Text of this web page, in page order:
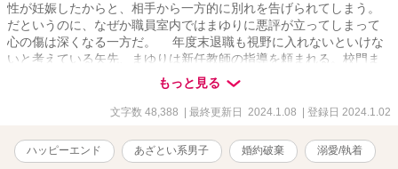
性が妊娠したからと、相手から一方的に別れを告げられてしまう。
だというのに、なぜか職員室内ではまゆりに悪評が立ってしまって
心の傷は深くなる一方だ。 年度末退職も視野に入れないといけな
いと考えている矢先、まゆりは新任教師の指導を頼まれる。校門ま
で迎えに行くと、そこにいたのは大人になった大牙で――？ 裏切
られた心の傷が深くて次の恋に踏み込めないと思っていた兎羽まゆ
り×ワケあって彼女のそばを離れなければならなくなった龍ヶ崎大
物語。 ※R15〜R18に※、R18に※※ ※現実世界に疎い作者による
現代TLなのでご容赦くださいましたら幸いです。 ※ヒーローはワン
もっと見る
文字数 48,388 | 最終更新日 2024.1.08 | 登録日 2024.1.02
ハッピーエンド あざとい系男子 婚約破棄 溺愛/執着